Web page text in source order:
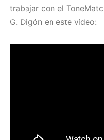
trabajar con el
G. Digón en este vídeo: